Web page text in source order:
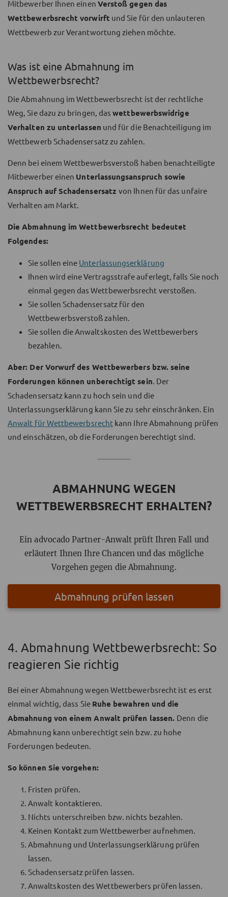
Mitbewerber Ihnen einen Verstoß gegen das
Wettbewerbsrecht vorwirft und Sie für den unlauteren
Wettbewerb zur Verantwortung ziehen möchte.
Was ist eine Abmahnung im
Wettbewerbsrecht?
Die Abmahnung im Wettbewerbsrecht ist der rechtliche
Weg, Sie dazu zu bringen, daswettbewerbswidrige
Verhalten zu unterlassen und für die Benachteiligung im
Wettbewerb Schadensersatz zu zahlen.
Denn bei einem Wettbewerbsverstoß haben benachteiligte
Mitbewerber einen Unterlassungsanspruch sowie
Anspruch auf Schadensersatzvon Ihnen für das unfaire
Verhalten am Markt.
Die Abmahnung im Wettbewerbsrecht bedeutet
Folgendes:
Sie sollen eine Unterlassungserklärung
Ihnen wird eine Vertragsstrafe auferlegt, falls Sie noch
einmal gegen das Wettbewerbsrecht verstoßen.
Sie sollen Schadensersatz für den
Wettbewerbsverstoß zahlen.
Sie sollen die Anwaltskosten des Wettbewerbers
bezahlen.
Aber: Der Vorwurf des Wettbewerbers bzw. seine
Forderungen können unberechtigt sein . Der
Schadensersatz kann zu hoch sein und die
Unterlassungserklärung kann Sie zu sehr einschränken. Ein
Anwalt für Wettbewerbsrecht kann Ihre Abmahnung prüfen
und einschätzen, ob die Forderungen berechtigt sind.
ABMAHNUNG WEGEN
WETTBEWERBSRECHT ERHALTEN?
Ein advocado Partner-Anwalt prüft Ihren Fall und
erläutert Ihnen Ihre Chancen und das mögliche
Vorgehen gegen die Abmahnung.
Abmahnung prüfen lassen
4. Abmahnung Wettbewerbsrecht: So
reagieren Sie richtig
Bei einer Abmahnung wegen Wettbewerbsrecht ist es erst
einmal wichtig, dass Sie Ruhe bewahren und die
Abmahnung von einem Anwalt prüfen lassen. Denn die
Abmahnung kann unberechtigt sein bzw. zu hohe
Forderungen bedeuten.
So können Sie vorgehen:
Fristen prüfen.
Anwalt kontaktieren.
Nichts unterschreiben bzw. nichts bezahlen.
Keinen Kontakt zum Wettbewerber aufnehmen.
Abmahnung und Unterlassungserklärung prüfen
lassen.
Schadensersatz prüfen lassen.
Anwaltskosten des Wettbewerbers prüfen lassen.